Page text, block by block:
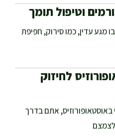
וטיפול תומך
מגע עדין, כמו סירוק, חפיפת
לחיזוק
אתם בדרך